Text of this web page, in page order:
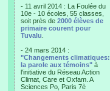
- 11 avril 2014 : La Foulée du
10e - 10 écoles, 55 classes,
soit près de 2000 élèves de
primaire courent pour
Tuvalu
- 24 mars 2014 :
"Changements climatiques:
la parole aux témoins" à
l'initiative du Réseau Action
Climat, Care et Oxfam. A
Sciences Po, Paris 7è